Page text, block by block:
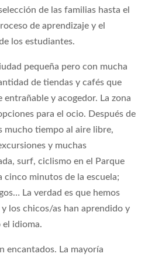
de las familias hasta el
de aprendizaje y el
los estudiantes.
pequeña pero con mucha
de tiendas y cafés que
entrañable y acogedor. La zona
para el ocio. Después de
mucho tiempo al aire libre,
y muchas
surf, ciclismo en el Parque
cinco minutos de la escuela;
La verdad es que hemos
los chicos/as han aprendido y
idioma.
encantados. La mayoría